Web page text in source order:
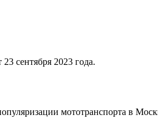
сентября 2023 года.
мототранспорта в